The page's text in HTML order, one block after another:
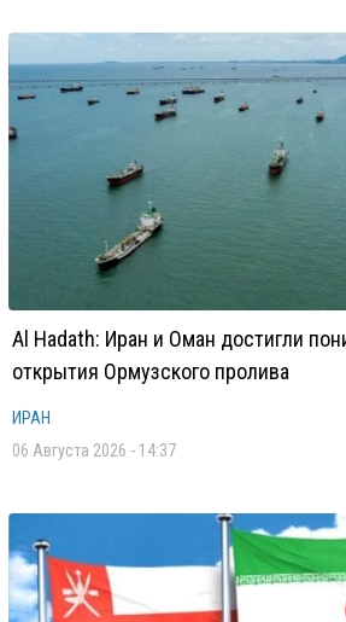
Al Hadath: Иран и Оман достигли
открытия Ормузского пролива
ИРАН
06 Августа 2026 - 14:37